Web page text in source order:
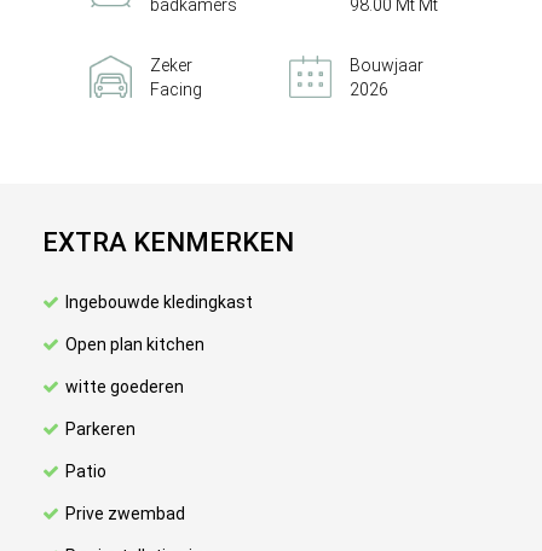
badkamers 98.00 Mt Mt
Zeker
Facing
Bouwjaar
2026
EXTRA KENMERKEN
Ingebouwde kledingkast
Open plan kitchen
witte goederen
Parkeren
Patio
Prive zwembad